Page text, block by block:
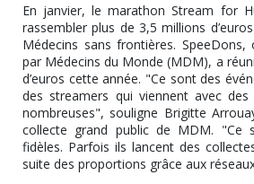
En janvier, le marathon Stream for
rassembler plus de 3,5 millions
Médecins sans frontières. SpeeDons,
par Médecins du Monde (MDM), a
d’euros cette année. "Ce sont des
des streamers qui viennent avec
nombreuses", souligne Brigitte
collecte grand public de MDM. "Ce
fidèles. Parfois ils lancent des
suite des proportions grâce aux